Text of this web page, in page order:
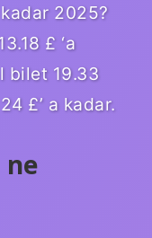
2025?
£ ‘a
bilet 19.33
£’ a kadar.